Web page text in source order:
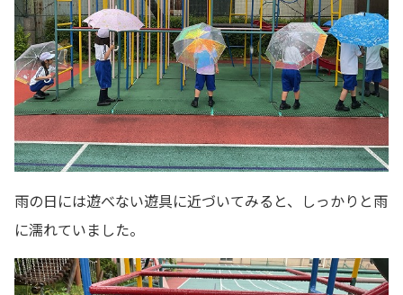
雨の日には遊べない遊具に近づいてみると、しっかりと雨
に濡れていました。